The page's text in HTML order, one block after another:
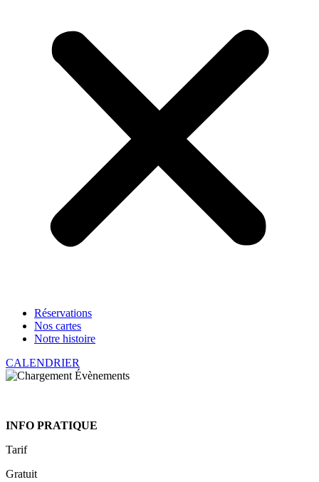
Réservations
Nos cartes
Notre histoire
CALENDRIER
INFO PRATIQUE
Tarif
Gratuit